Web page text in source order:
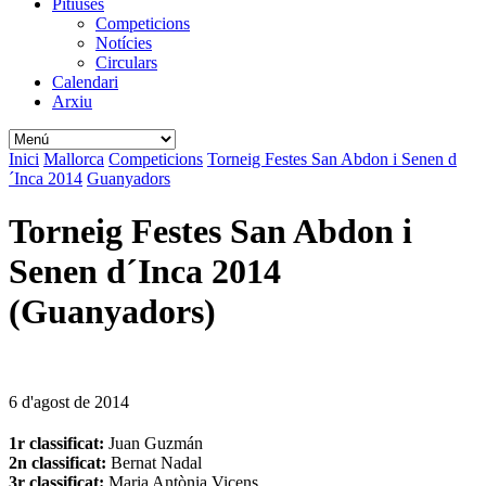
Pitiüses
Competicions
Notícies
Circulars
Calendari
Arxiu
Inici Mallorca Competicions Torneig Festes San Abdon i Senen d
´Inca 2014 Guanyadors
Torneig Festes San Abdon i
Senen d´Inca 2014
(Guanyadors)
6 d'agost de 2014
1r classificat: Juan Guzmán
2n classificat: Bernat Nadal
3r classificat: Maria Antònia Vicens